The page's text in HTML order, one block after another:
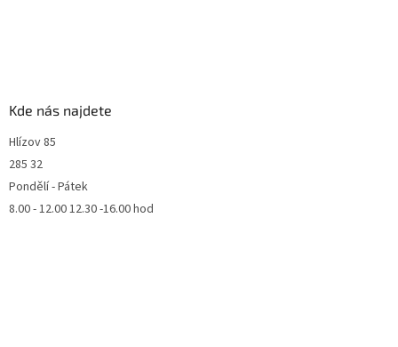
Kde nás najdete
Hlízov 85
285 32
Pondělí - Pátek
8.00 - 12.00 12.30 -16.00 hod